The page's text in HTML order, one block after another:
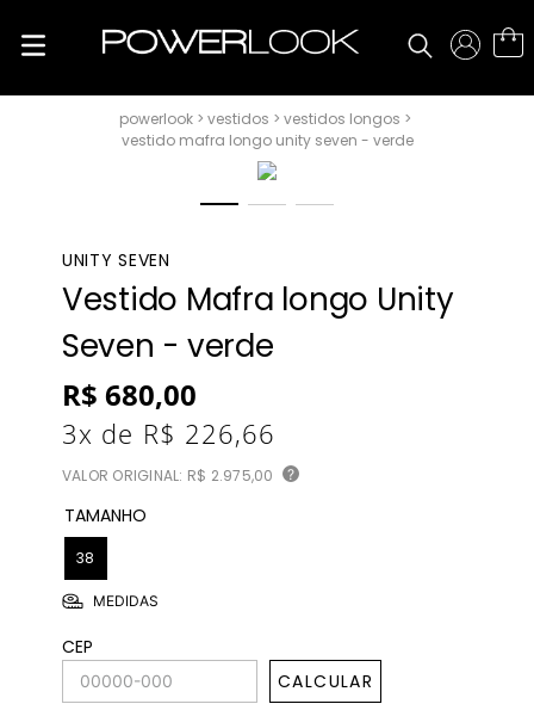
vestidos
vestidos longos
vestido mafra longo unity seven - verde
UNITY SEVEN
Vestido Mafra longo Unity
Seven - verde
R$ 680,00
3x de R$ 226,66
VALOR ORIGINAL: R$ 2.975,00 ?
TAMANHO
38
MEDIDAS
CEP
CALCULAR